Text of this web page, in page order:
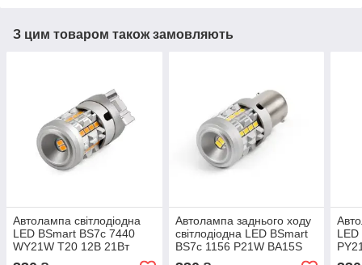
З цим товаром також замовляють
Автолампа світлодіодна
LED BSmart BS7c 7440
WY21W T20 12В 21Вт
CANBUS Жовтий поворот
Автолампа заднього ходу
світлодіодна LED BSmart
BS7c 1156 P21W BA15S
12В 21Вт CANBUS Білий
LED